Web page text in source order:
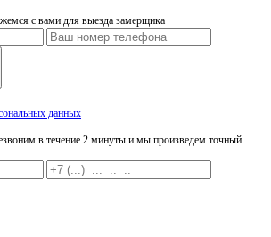
с вами для выезда замерщика
данных
в течение 2 минуты и мы произведем точный